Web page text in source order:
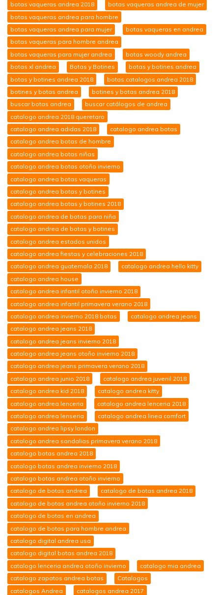
botas vaqueras andrea 2018
botas vaqueras andrea de mujer
botas vaqueras andrea para hombre
botas vaqueras andrea para mujer
botas vaqueras en andrea
botas vaqueras para hombre andrea
botas vaqueras para mujer andrea
botas woody andrea
botas xl andrea
Botas y Botines
botas y botines andrea
botas y botines andrea 2018
botas.catalogos.andrea 2018
botines y botas andrea
botines y botas andrea 2018
buscar botas andrea
buscar catálogos de andrea
catalogo andrea 2018 queretaro
catalogo andrea adidas 2018
catalogo andrea botas
catalogo andrea botas de hombre
catalogo andrea botas niñas
catalogo andrea botas otoño invierno
catalogo andrea botas vaqueras
catalogo andrea botas y botines
catalogo andrea botas y botines 2018
catalogo andrea de botas para niña
catalogo andrea de botas y botines
catalogo andrea estados unidos
catalogo andrea fiestas y celebraciones 2018
catalogo andrea guatemala 2018
catalogo andrea hello kitty
catalogo andrea house
catalogo andrea infantil otoño invierno 2018
catalogo andrea infantil primavera verano 2018
catalogo andrea invierno 2018 botas
catalogo andrea jeans
catalogo andrea jeans 2018
catalogo andrea jeans invierno 2018
catalogo andrea jeans otoño invierno 2018
catalogo andrea jeans primavera verano 2018
catalogo andrea junio 2018
catalogo andrea juvenil 2018
catalogo andrea kid 2018
catalogo andrea kitty
catalogo andrea lenceria
catalogo andrea lenceria 2018
catalogo andrea lenseria
catalogo andrea linea comfort
catalogo andrea lipsy london
catalogo andrea sandalias primavera verano 2018
catalogo botas andrea 2018
catalogo botas andrea invierno 2018
catalogo botas andrea otoño invierno
catalogo de botas andrea
catalogo de botas andrea 2018
catalogo de botas andrea otoño invierno 2018
catalogo de botas en andrea
catalogo de botas para hombre andrea
catalogo digital andrea usa
catalogo digital botas andrea 2018
catalogo lenceria andrea otoño invierno
catalogo mia andrea
catalogo zapatos andrea botas
Catalogos
catalogos Andrea
catalogos andrea 2017